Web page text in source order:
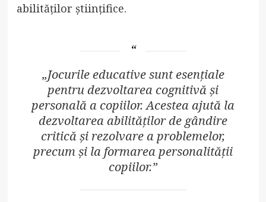
abilităților științifice.
„Jocurile educative sunt esențiale
pentru dezvoltarea cognitivă și
personală a copiilor. Acestea ajută la
dezvoltarea abilităților de gândire
critică și rezolvare a problemelor,
precum și la formarea personalității
copiilor.”